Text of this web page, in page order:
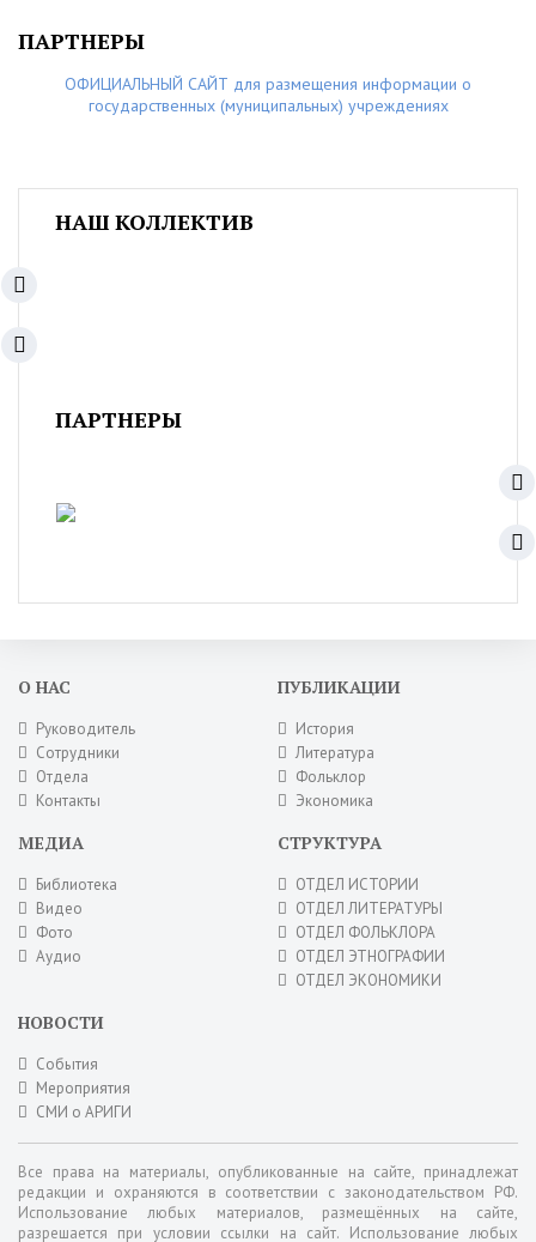
ПАРТНЕРЫ
ОФИЦИАЛЬНЫЙ САЙТ для размещения информации о
государственных (муниципальных) учреждениях
НАШ КОЛЛЕКТИВ
ПАРТНЕРЫ
О НАС
Руководитель
Сотрудники
Отдела
Контакты
ПУБЛИКАЦИИ
История
Литература
Фольклор
Экономика
МЕДИА
Библиотека
Видео
Фото
Аудио
СТРУКТУРА
ОТДЕЛ ИСТОРИИ
ОТДЕЛ ЛИТЕРАТУРЫ
ОТДЕЛ ФОЛЬКЛОРА
ОТДЕЛ ЭТНОГРАФИИ
ОТДЕЛ ЭКОНОМИКИ
НОВОСТИ
События
Мероприятия
СМИ о АРИГИ
Все права на материалы, опубликованные на сайте, принадлежат
редакции и охраняются в соответствии с законодательством РФ.
Использование любых материалов, размещённых на сайте,
разрешается при условии ссылки на сайт. Использование любых